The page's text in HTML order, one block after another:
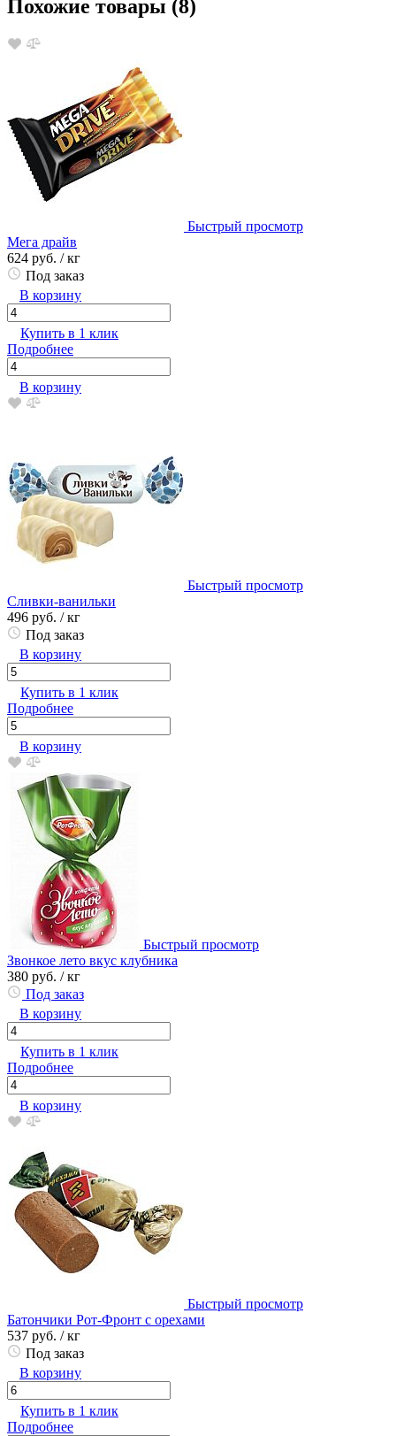
Похожие товары (8)
Быстрый просмотр
Мега драйв
624 руб. / кг
Под заказ
В корзину
Купить в 1 клик
Подробнее
В корзину
Быстрый просмотр
Сливки-ванильки
496 руб. / кг
Под заказ
В корзину
Купить в 1 клик
Подробнее
В корзину
Быстрый просмотр
Звонкое лето вкус клубника
380 руб. / кг
Под заказ
В корзину
Купить в 1 клик
Подробнее
В корзину
Быстрый просмотр
Батончики Рот-Фронт с орехами
537 руб. / кг
Под заказ
В корзину
Купить в 1 клик
Подробнее